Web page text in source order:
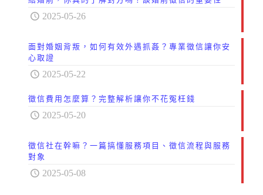
2025-05-26
面對婚姻背叛，如何有效外遇抓姦？專業徵信讓你安
心取證
2025-05-22
徵信費用怎麼算？完整解析讓你不花冤枉錢
2025-05-20
徵信社在幹嘛？一篇搞懂服務項目、徵信流程與服務
對象
2025-05-08